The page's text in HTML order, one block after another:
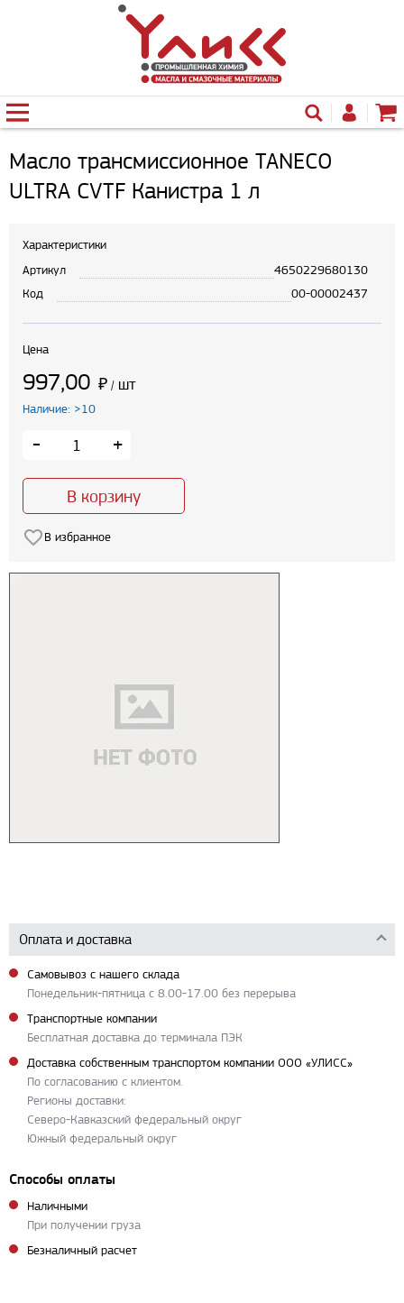
Масло трансмиссионное TANECO
ULTRA CVTF Канистра 1 л
Характеристики
Артикул
4650229680130
Код
00-00002437
Цена
997,00 ₽ / шт
Наличие: >10
- +
В корзину
В избранное
Оплата и доставка
Самовывоз с нашего склада
Понедельник-пятница с 8.00-17.00 без перерыва
Транспортные компании
Бесплатная доставка до терминала ПЭК
Доставка собственным транспортом компании ООО «УЛИСС»
По согласованию с клиентом.
Регионы доставки:
Северо-Кавказский федеральный округ
Южный федеральный округ
Способы оплаты
Наличными
При получении груза
Безналичный расчет